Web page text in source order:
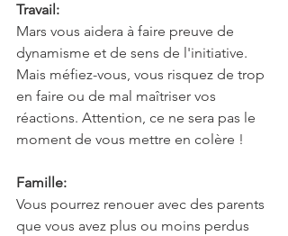
Travail:
Mars vous aidera à faire preuve de
dynamisme et de sens de l'initiative.
Mais méfiez-vous, vous risquez de trop
en faire ou de mal maîtriser vos
réactions. Attention, ce ne sera pas le
moment de vous mettre en colère !
Famille:
Vous pourrez renouer avec des parents
que vous avez plus ou moins perdus